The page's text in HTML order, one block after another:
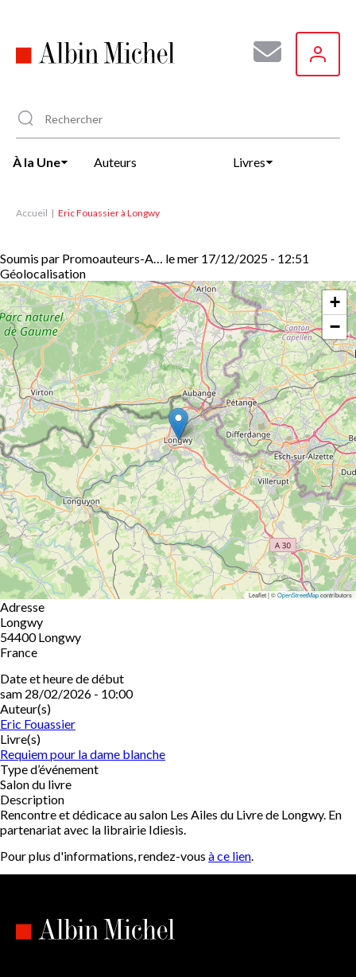
principal
À la Une Auteurs Livres
Accueil Eric Fouassier à Longwy
Soumis par Promoauteurs-A… lemer 17/12/2025 - 12:51
Géolocalisation
+
−
Leaflet | ©OpenStreetMapcontributors
Adresse
Longwy
54400 Longwy
France
Date et heure de début
sam 28/02/2026 - 10:00
Auteur(s)
Eric Fouassier
Livre(s)
Requiem pour la dame blanche
Type d’événement
Salon du livre
Description
Rencontre et dédicace au salon Les Ailes du Livre de Longwy. En
partenariat avec la librairie Idiesis.
Pour plus d'informations, rendez-vous à ce lien.